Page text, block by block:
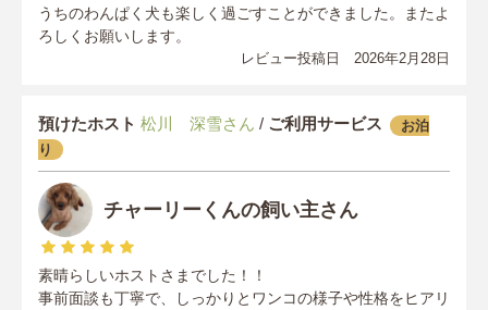
うちのわんぱく犬も楽しく過ごすことができました。またよ
ろしくお願いします。
レビュー投稿日 2026年2月28日
預けたホスト 松川 深雪さん / ご利用サービス
お泊
り
チャーリーくんの飼い主さん
素晴らしいホストさまでした！！
事前面談も丁寧で、しっかりとワンコの様子や性格をヒアリ